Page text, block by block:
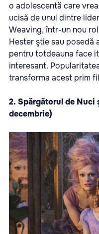
o adolescentă care
ucisă de unul dintre
Weaving, într-un nou
Hester ştie sau posedă
pentru totdeauna face
interesant.
transforma acest prim
2. Spărgătorul de Nuci
decembrie)